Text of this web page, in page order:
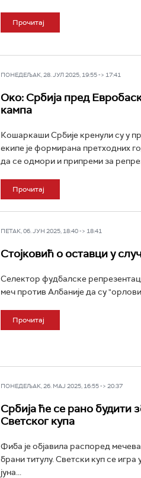
Прочитај
ПОНЕДЕЉАК, 28. ЈУЛ 2025, 19:55 -> 17:41
Око: Србија пред
кампа
Кошаркаши Србије кренули су у
екипе је формирана претходних
да се одмори и припреми за
Прочитај
ПЕТАК, 06. ЈУН 2025, 18:40 -> 18:41
Стојковић о оставци у
Селектор фудбалске
меч против Албаније да су
Прочитај
ПОНЕДЕЉАК, 26. МАЈ 2025, 16:55 -> 20:37
Србија ће се рано будити
Светског купа
Фиба је објавила распоред
брани титулу. Светски куп се
јуна...